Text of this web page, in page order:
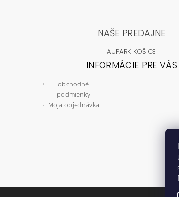
NAŠE PREDAJNE
AUPARK KOŠICE
INFORMÁCIE PRE VÁS
obchodné
podmienky
Moja objednávka